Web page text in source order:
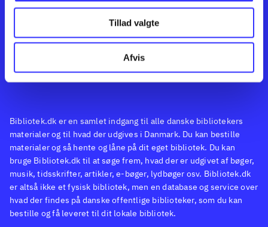
Tillad valgte
Afvis Feedback
Bibliotek.dk er en samlet indgang til alle danske bibliotekers
materialer og til hvad der udgives i Danmark. Du kan bestille
materialer og så hente og låne på dit eget bibliotek. Du kan
bruge Bibliotek.dk til at søge frem, hvad der er udgivet af bøger,
musik, tidsskrifter, artikler, e-bøger, lydbøger osv. Bibliotek.dk
er altså ikke et fysisk bibliotek, men en database og service over
hvad der findes på danske offentlige biblioteker, som du kan
bestille og få leveret til dit lokale bibliotek.
Kontakt os
Leverandører
English
Film
Musik
Noder